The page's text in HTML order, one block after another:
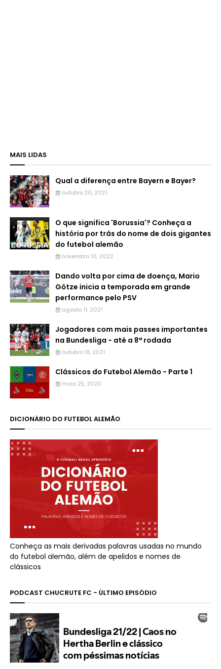
MAIS LIDAS
Qual a diferença entre Bayern e Bayer?
outubro 20, 2021
O que significa 'Borussia'? Conheça a
história por trás do nome de dois gigantes
do futebol alemão
novembro 10, 2022
Dando volta por cima de doença, Mario
Götze inicia a temporada em grande
performance pelo PSV
agosto 11, 2021
Jogadores com mais passes importantes
na Bundesliga - até a 8ª rodada
outubro 19, 2021
Clássicos do Futebol Alemão - Parte 1
maio 25, 2020
DICIONÁRIO DO FUTEBOL ALEMÃO
Conheça as mais derivadas palavras usadas no mundo
do futebol alemão, além de apelidos e nomes de
clássicos
PODCAST CHUCRUTE FC - ÚLTIMO EPISÓDIO